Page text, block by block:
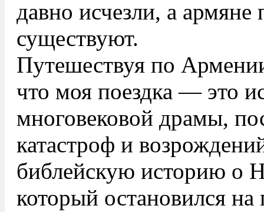
давно исчезли, а
существуют.
Путешествуя по
что моя поездка — это
многовековой драмы,
катастроф и
библейскую историю о
который остановился